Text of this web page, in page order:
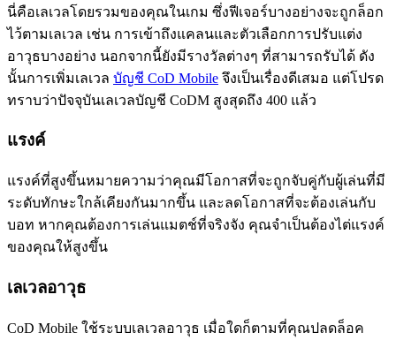
นี่คือเลเวลโดยรวมของคุณในเกม ซึ่งฟีเจอร์บางอย่างจะถูกล็อก
ไว้ตามเลเวล เช่น การเข้าถึงแคลนและตัวเลือกการปรับแต่ง
อาวุธบางอย่าง นอกจากนี้ยังมีรางวัลต่างๆ ที่สามารถรับได้ ดัง
นั้นการเพิ่มเลเวล บัญชี CoD Mobile จึงเป็นเรื่องดีเสมอ แต่โปรด
ทราบว่าปัจจุบันเลเวลบัญชี CoDM สูงสุดถึง 400 แล้ว
แรงค์
แรงค์ที่สูงขึ้นหมายความว่าคุณมีโอกาสที่จะถูกจับคู่กับผู้เล่นที่มี
ระดับทักษะใกล้เคียงกันมากขึ้น และลดโอกาสที่จะต้องเล่นกับ
บอท หากคุณต้องการเล่นแมตช์ที่จริงจัง คุณจำเป็นต้องไต่แรงค์
ของคุณให้สูงขึ้น
เลเวลอาวุธ
CoD Mobile ใช้ระบบเลเวลอาวุธ เมื่อใดก็ตามที่คุณปลดล็อค